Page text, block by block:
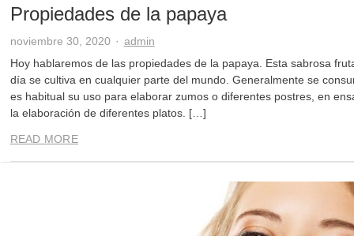
Propiedades de la papaya
noviembre 30, 2020 Author
admin
Hoy hablaremos de las propiedades de la papaya. Esta sabrosa
día se cultiva en cualquier parte del mundo. Generalmente se
es habitual su uso para elaborar zumos o diferentes postres, en
la elaboración de diferentes platos. […]
READ MORE